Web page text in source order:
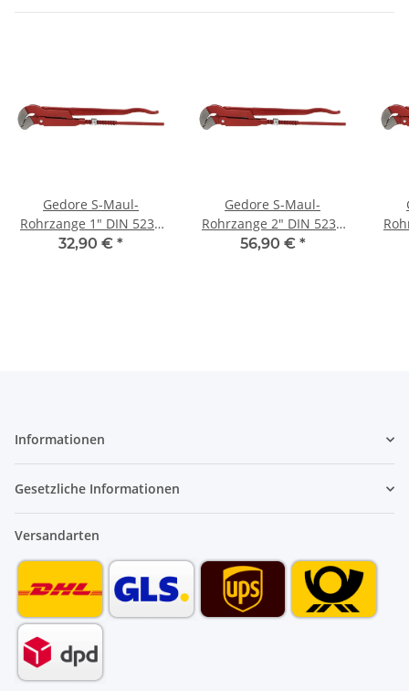
Gedore S-Maul-
Rohrzange 1" DIN 5234
3301167
32,90 € *
Gedore S-Maul-
Rohrzange 2" DIN 5234
R27140020
56,90 € *
Informationen
Gesetzliche Informationen
Versandarten